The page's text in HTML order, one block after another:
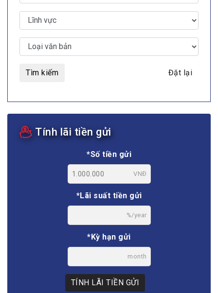
Tìm kiếm Đặt lại
Tính lãi tiền gửi
*Số tiền gửi
VNĐ
*Lãi suất tiền gửi
%/year
*Kỳ hạn gửi
month
TÍNH LÃI TIỀN GỬI